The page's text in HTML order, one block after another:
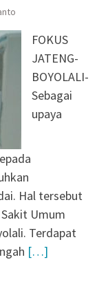
FOKUS
JATENG-
BOYOLALI-
Sebagai
upaya
Hal tersebut
Umum
Terdapat
[…]